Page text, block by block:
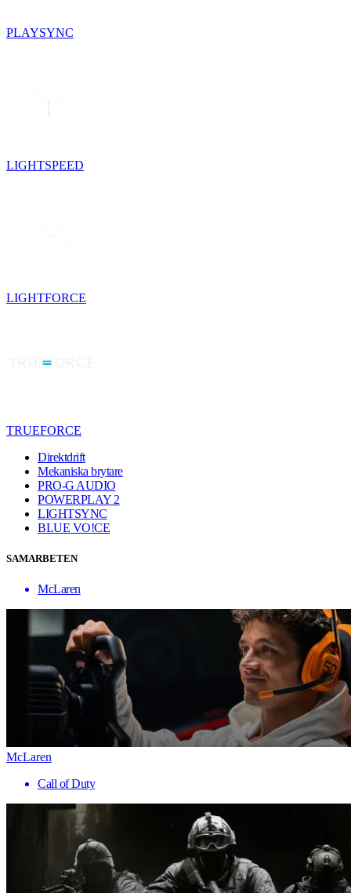
PLAYSYNC
LIGHTSPEED
LIGHTFORCE
TRUEFORCE
Direktdrift
Mekaniska brytare
PRO-G AUDIO
POWERPLAY 2
LIGHTSYNC
BLUE VO!CE
SAMARBETEN
McLaren
McLaren
Call of Duty